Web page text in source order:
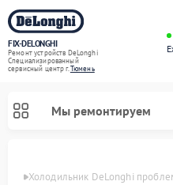
FIX-DELONGHI
Ремонт устройств DeLonghi
Специализированный
cервисный центр г.Тюмень
Мы ремонтируем
Холодильник DeLonghi